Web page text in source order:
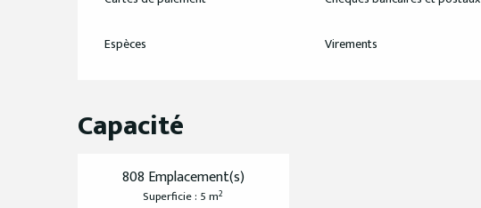
Espèces Virements
Capacité
808 Emplacement(s)
Superficie : 5 m2